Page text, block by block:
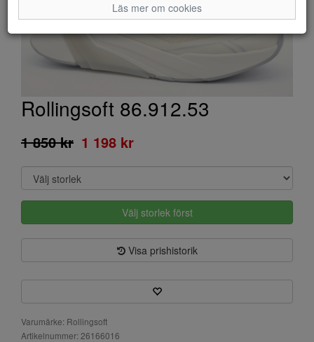
Rollingsoft 86.912.53
1 850 kr 1 198 kr
Välj storlek först
Visa prishistorik
Varumärke: Rollingsoft
Artikelnummer: 26166016
Läs mer om cookies